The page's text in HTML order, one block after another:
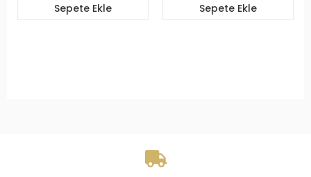
Sepete Ekle Sepete Ekle